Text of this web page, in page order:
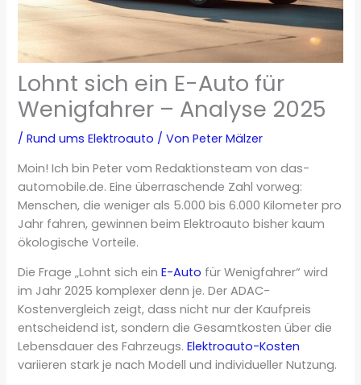
Lohnt sich ein E-Auto für
Wenigfahrer – Analyse 2025
/Rund ums Elektroauto / VonPeter Mälzer
Moin! Ich bin Peter vom Redaktionsteam von das-
automobile.de. Eine überraschende Zahl vorweg:
Menschen, die weniger als 5.000 bis 6.000 Kilometer pro
Jahr fahren, gewinnen beim Elektroauto bisher kaum
ökologische Vorteile.
Die Frage „Lohnt sich einE-Auto für Wenigfahrer“ wird
im Jahr 2025 komplexer denn je. Der ADAC-
Kostenvergleich zeigt, dass nicht nur der Kaufpreis
entscheidend ist, sondern die Gesamtkosten über die
Lebensdauer des Fahrzeugs.Elektroauto-Kosten
variieren stark je nach Modell und individueller Nutzung.